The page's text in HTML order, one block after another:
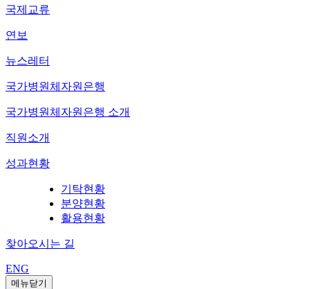
국제교류
연보
뉴스레터
국가병원체자원은행
국가병원체자원은행 소개
직원소개
성과현황
기탁현황
분양현황
활용현황
찾아오시는 길
ENG
메뉴닫기